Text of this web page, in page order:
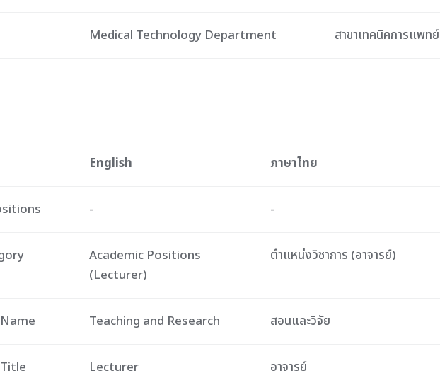
Medical Technology Department สาขาเทคนิคการแพทย์
English ภาษาไทย
- -
Academic Positions
(Lecturer)
ตำแหน่งวิชาการ (อาจารย์)
Teaching and Research สอนและวิจัย
Lecturer อาจารย์